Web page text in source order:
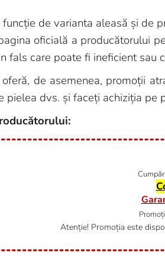
de varianta aleasă și de
oficială a producătorului
fals care poate fi ineficient sau
de asemenea, promoții
dvs. și faceți achiziția
Atenție! Promoția este